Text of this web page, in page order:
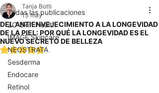
Todas las publicaciones
ZO Skin Health
IMAGE Skincare
NEOSTRATA
Sesderma
Endocare
Retinol
DEL ANTIENVEJECIMIENTO A LA LONGEVIDAD
DE LA PIEL: POR QUÉ LA LONGEVIDAD ES EL
NUEVO SECRETO DE BELLEZA
Tanja Botti
13 may
Obtuvo NaN de 5 estrellas.